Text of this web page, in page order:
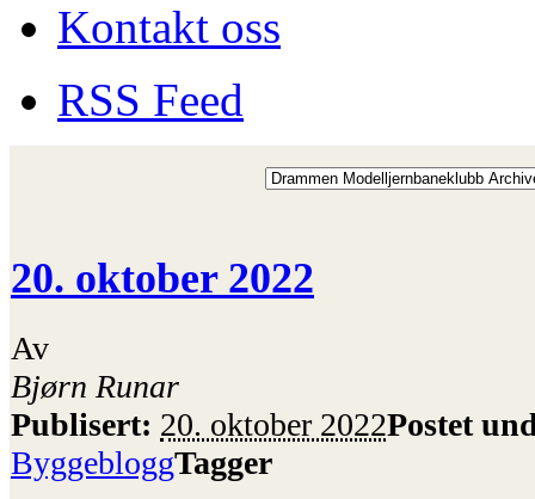
Kontakt oss
RSS Feed
20. oktober 2022
Av
Bjørn Runar
Publisert: 20. oktober 2022Postet
ByggebloggTagger